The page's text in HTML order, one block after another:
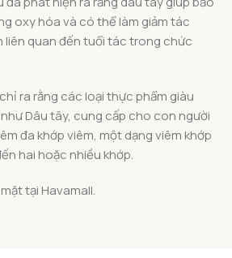
oxy hóa và có thể làm giảm tác
liên quan đến tuổi tác trong chức
ra rằng các loại thực phẩm giàu
Dâu tây, cung cấp cho con người
đa khớp viêm, một dạng viêm khớp
hai hoặc nhiều khớp.
tại Havamall.